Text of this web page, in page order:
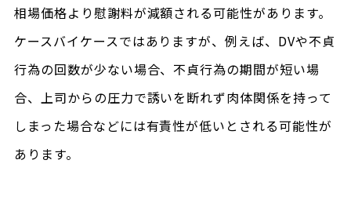
相場価格より慰謝料が減額される可能性があります。
ケースバイケースではありますが、例えば、DVや不貞
行為の回数が少ない場合、不貞行為の期間が短い場
合、上司からの圧力で誘いを断れず肉体関係を持って
しまった場合などには有責性が低いとされる可能性が
あります。